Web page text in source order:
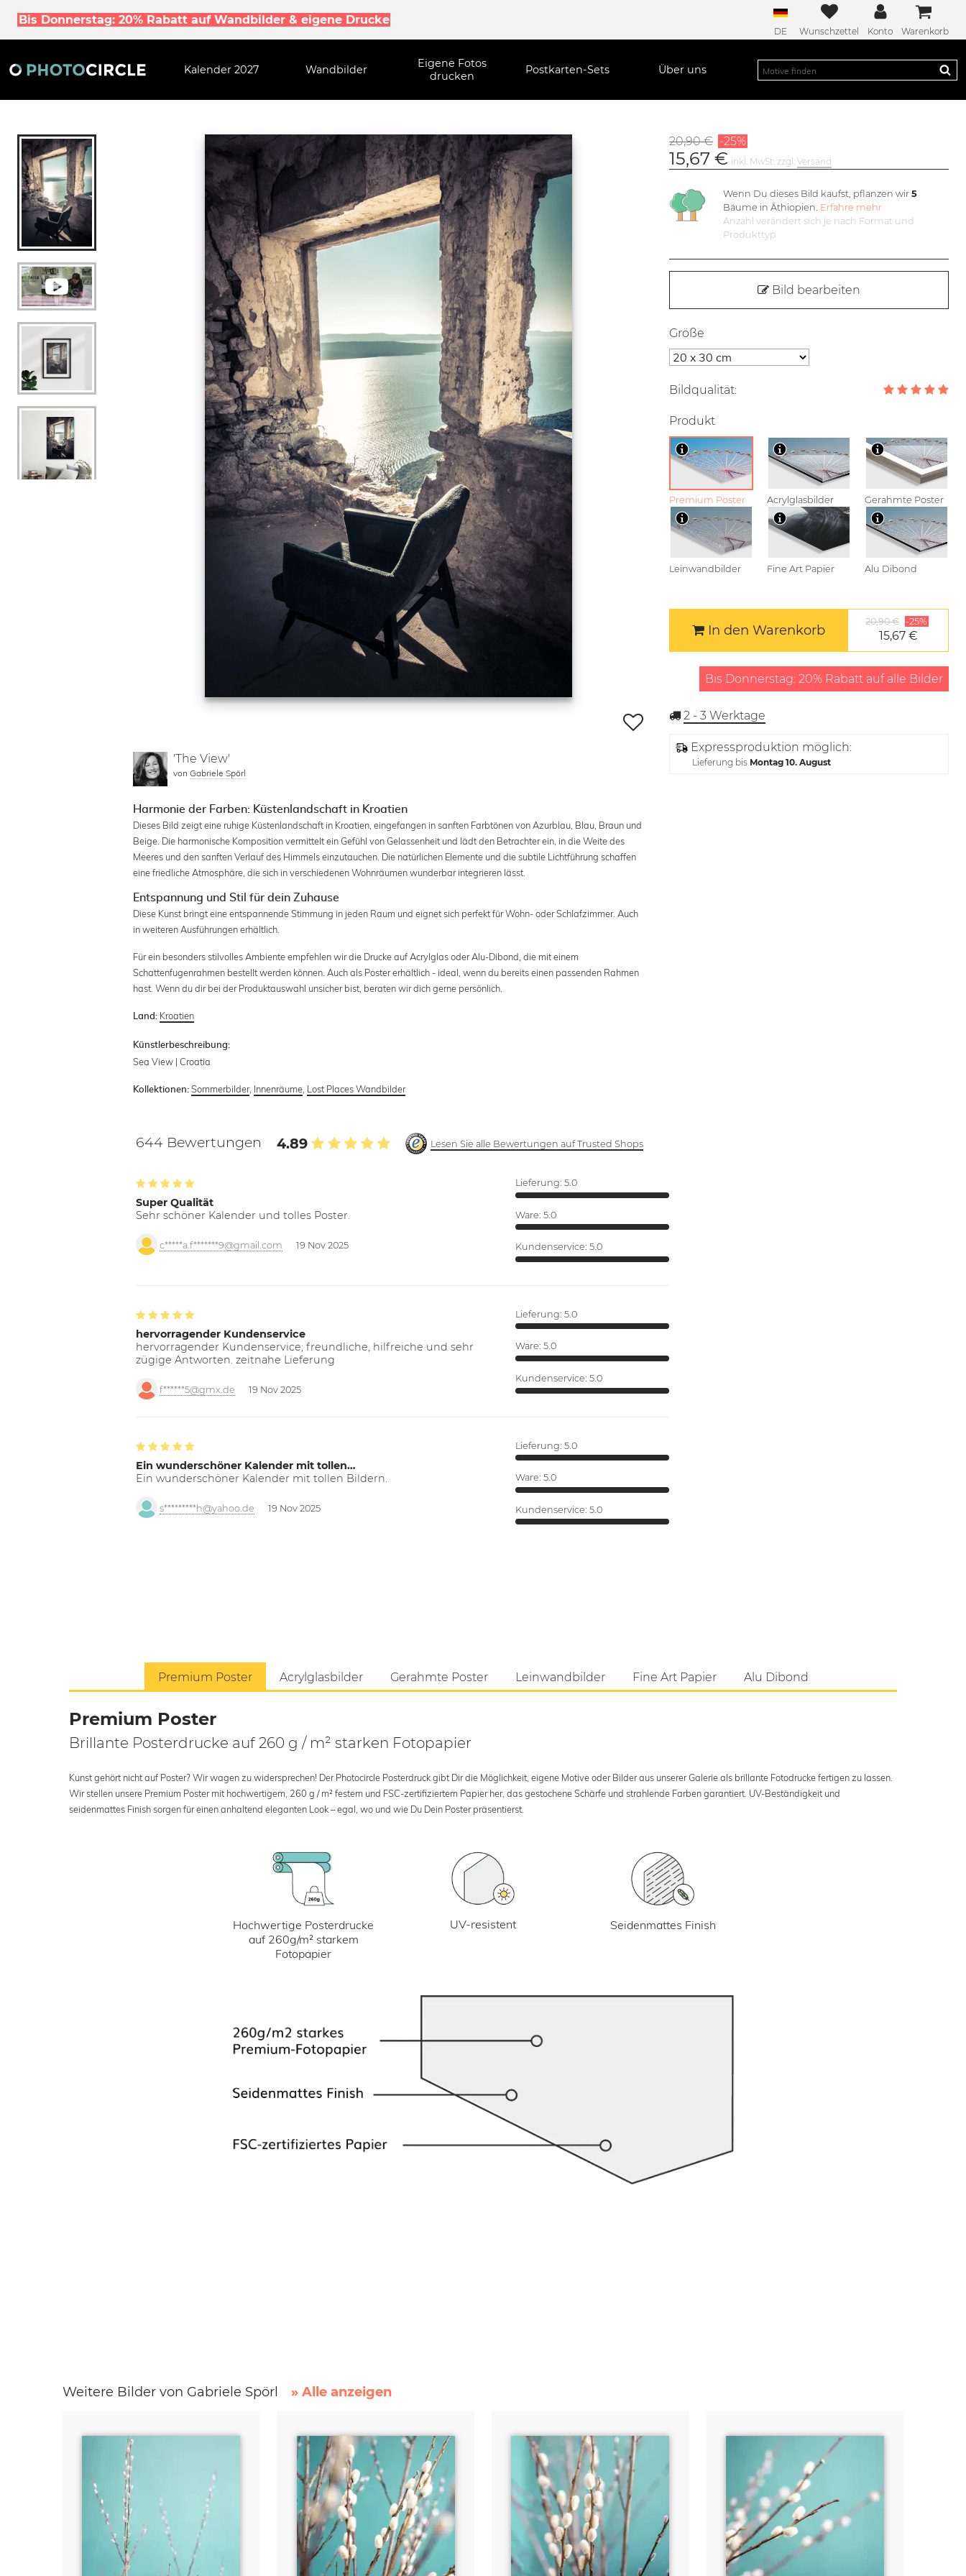
Bis Donnerstag: 20% Rabatt auf Wandbilder & eigene Drucke
DE Wunschzettel Konto Warenkorb
Kalender 2027 Wandbilder
Eigene Fotos
drucken
Postkarten-Sets Über uns
'The View'
vonGabriele Spörl
Harmonie der Farben: Küstenlandschaft in Kroatien
Dieses Bild zeigt eine ruhige Küstenlandschaft in Kroatien, eingefangen in sanften Farbtönen von Azurblau, Blau, Braun und
Beige. Die harmonische Komposition vermittelt ein Gefühl von Gelassenheit und lädt den Betrachter ein, in die Weite des
Meeres und den sanften Verlauf des Himmels einzutauchen. Die natürlichen Elemente und die subtile Lichtführung schaffen
eine friedliche Atmosphäre, die sich in verschiedenen Wohnräumen wunderbar integrieren lässt.
Entspannung und Stil für dein Zuhause
Diese Kunst bringt eine entspannende Stimmung in jeden Raum und eignet sich perfekt für Wohn- oder Schlafzimmer. Auch
in weiteren Ausführungen erhältlich.
Für ein besonders stilvolles Ambiente empfehlen wir die Drucke auf Acrylglas oder Alu-Dibond, die mit einem
Schattenfugenrahmen bestellt werden können. Auch als Poster erhältlich - ideal, wenn du bereits einen passenden Rahmen
hast. Wenn du dir bei der Produktauswahl unsicher bist, beraten wir dich gerne persönlich.
Land: Kroatien
Künstlerbeschreibung:
Sea View | Croatia
Kollektionen: Sommerbilder, Innenräume Lost Places Wandbilder
644 Bewertungen 4.89 Lesen Sie alle Bewertungen auf Trusted Shops
Super Qualität
Sehr schöner Kalender und tolles Poster.
c*****a.f*******9@gmail.com 19 Nov 2025
Lieferung: 5.0
Ware: 5.0
Kundenservice: 5.0
hervorragender Kundenservice
hervorragender Kundenservice; freundliche, hilfreiche und sehr
zügige Antworten. zeitnahe Lieferung
f******5@gmx.de 19 Nov 2025
Lieferung: 5.0
Ware: 5.0
Kundenservice: 5.0
Ein wunderschöner Kalender mit tollen…
Ein wunderschöner Kalender mit tollen Bildern.
s*********h@yahoo.de 19 Nov 2025
Lieferung: 5.0
Ware: 5.0
Kundenservice: 5.0
20,90 € -25%
15,67 € inkl. MwSt. zzgl.Versand
Wenn Du dieses Bild kaufst, pflanzen wir5
Bäume in Äthiopien. Erfahre mehr
Anzahl verändert sich je nach Format und
Produkttyp
Bild bearbeiten
Größe
Bildqualität:
Produkt
Premium Poster Acrylglasbilder Gerahmte Poster
Leinwandbilder Fine Art Papier Alu Dibond
In den Warenkorb
20,90 € -25%
15,67 €
Bis Donnerstag: 20% Rabatt auf alle Bilder
2 - 3 Werktage
Expressproduktion möglich:
Lieferung bis Montag 10. August
Premium Poster Acrylglasbilder Gerahmte Poster Leinwandbilder Fine Art Papier Alu Dibond
Premium Poster
Brillante Posterdrucke auf 260 g / m² starken Fotopapier
Kunst gehört nicht auf Poster? Wir wagen zu widersprechen! Der Photocircle Posterdruck gibt Dir die Möglichkeit, eigene Motive oder Bilder aus unserer Galerie als brillante Fotodrucke fertigen zu lassen.
Wir stellen unsere Premium Poster mit hochwertigem, 260 g / m² festem und FSC-zertifiziertem Papier her, das gestochene Schärfe und strahlende Farben garantiert. UV-Beständigkeit und
seidenmattes Finish sorgen für einen anhaltend eleganten Look – egal, wo und wie Du Dein Poster präsentierst.
Hochwertige Posterdrucke
auf 260g/m² starkem
Fotopapier
UV-resistent Seidenmattes Finish
Weitere Bilder von Gabriele Spörl » Alle anzeigen